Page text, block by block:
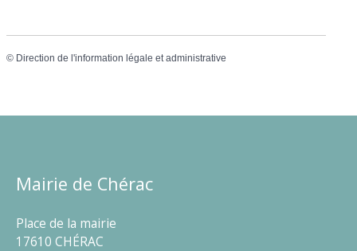
© Direction de l'information légale et administrative
Mairie de Chérac
Place de la mairie
17610 CHÉRAC